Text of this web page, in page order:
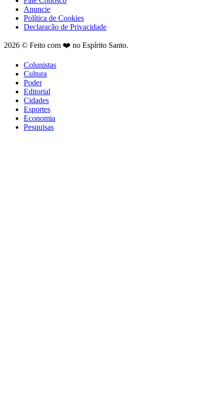
Anuncie
Política de Cookies
Declaração de Privacidade
2026 © Feito com ❤️ no Espírito Santo.
Colunistas
Cultura
Poder
Editorial
Cidades
Esportes
Economia
Pesquisas